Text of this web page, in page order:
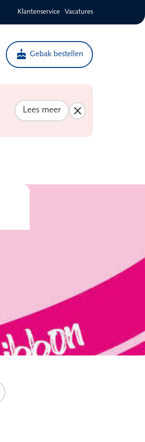
Klantenservice Vacatures
cake Gebak bestellen
Lees meer